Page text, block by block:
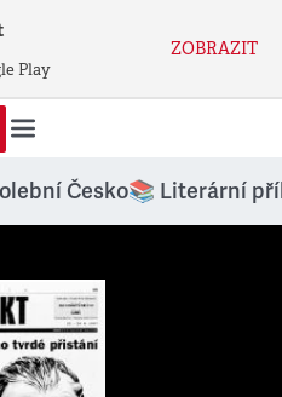
Play
ZOBRAZIT
Česko📚 Literární